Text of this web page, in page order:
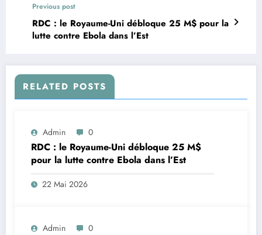
Previous post
RDC : le Royaume-Uni débloque 25 M$ pour la
lutte contre Ebola dans l’Est
RELATED POSTS
Admin 0
RDC : le Royaume-Uni débloque 25 M$
pour la lutte contre Ebola dans l’Est
22 Mai 2026
Admin 0